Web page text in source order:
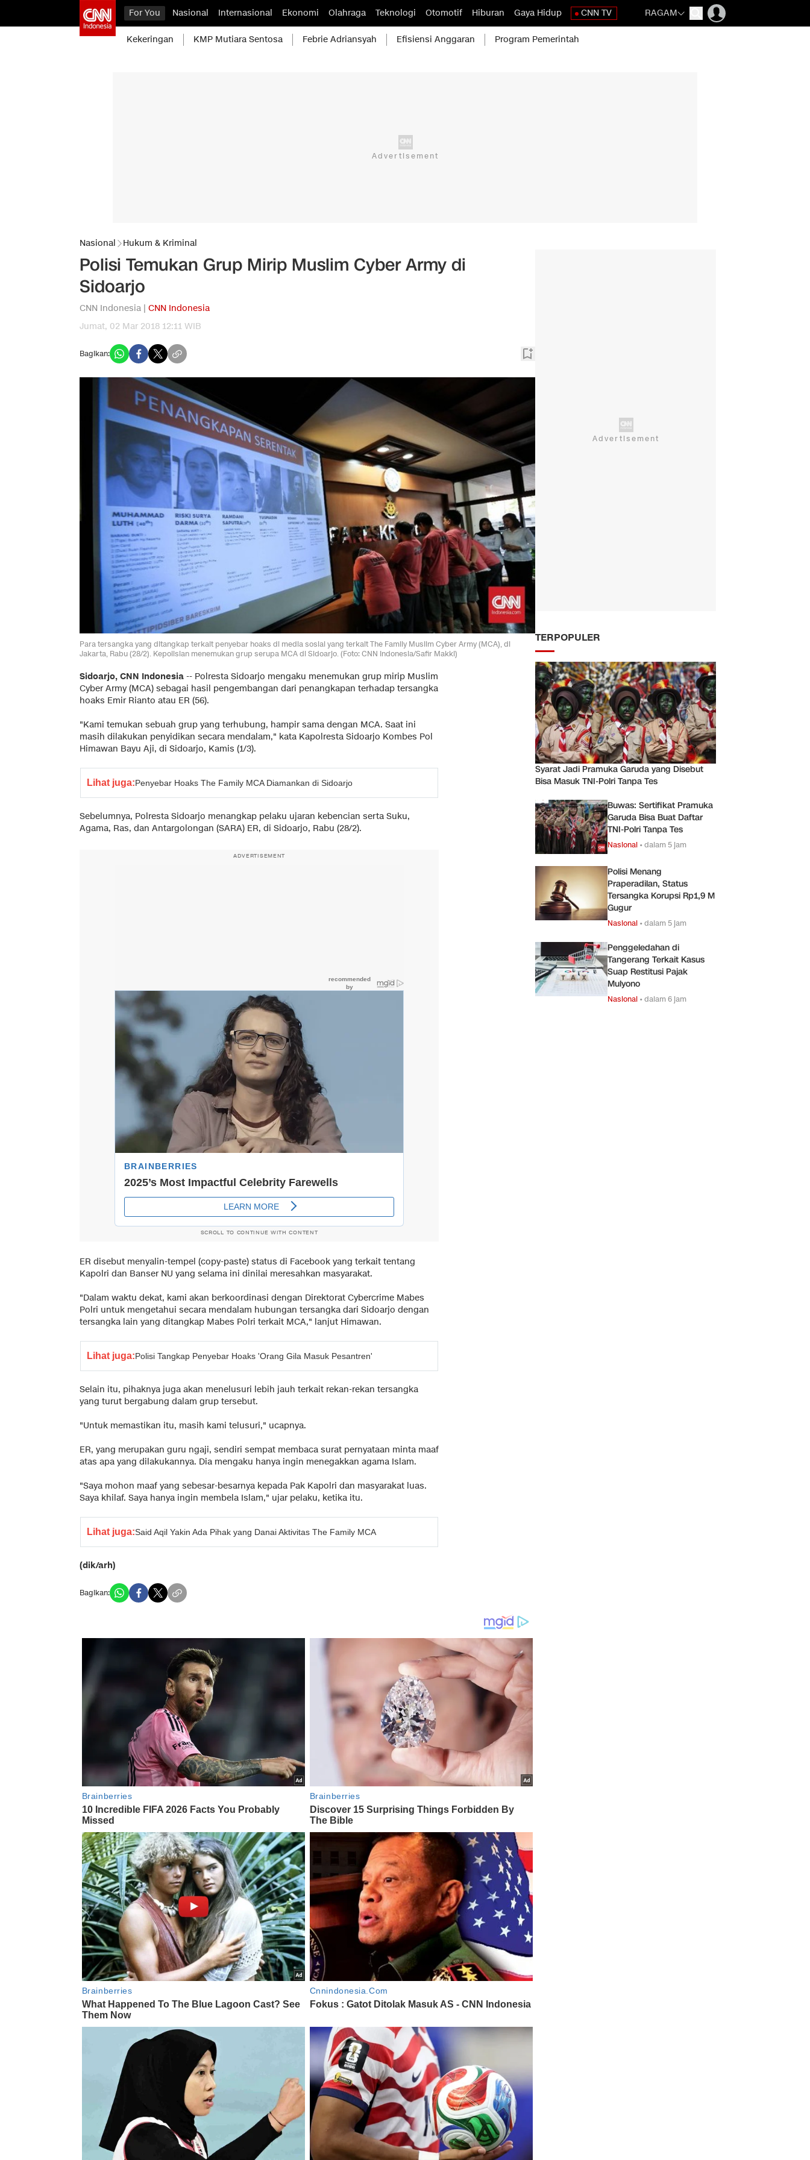
For You Nasional Internasional Ekonomi Olahraga Teknologi Otomotif Hiburan Gaya Hidup CNN TV RAGAM
Kekeringan KMP Mutiara Sentosa Febrie Adriansyah Efisiensi Anggaran Program Pemerintah
Nasional Hukum & Kriminal
Polisi Temukan Grup Mirip Muslim Cyber Army di
Sidoarjo
CNN Indonesia | CNN Indonesia
Jumat, 02 Mar 2018 12:11 WIB
Bagikan:
Para tersangka yang ditangkap terkait penyebar hoaks di media sosial yang terkait The Family Muslim Cyber Army (MCA), di
Jakarta, Rabu (28/2). Kepolisian menemukan grup serupa MCA di Sidoarjo. (Foto: CNN Indonesia/Safir Makki)
Sidoarjo, CNN Indonesia -- Polresta Sidoarjo mengaku menemukan grup mirip Muslim
Cyber Army (MCA) sebagai hasil pengembangan dari penangkapan terhadap tersangka
hoaks Emir Rianto atau ER (56).
"Kami temukan sebuah grup yang terhubung, hampir sama dengan MCA. Saat ini
masih dilakukan penyidikan secara mendalam," kata Kapolresta Sidoarjo Kombes Pol
Himawan Bayu Aji, di Sidoarjo, Kamis (1/3).
Lihat juga:Penyebar Hoaks The Family MCA Diamankan di Sidoarjo
Sebelumnya, Polresta Sidoarjo menangkap pelaku ujaran kebencian serta Suku,
Agama, Ras, dan Antargolongan (SARA) ER, di Sidoarjo, Rabu (28/2).
ADVERTISEMENT
SCROLL TO CONTINUE WITH CONTENT
ER disebut menyalin-tempel (copy-paste) status di Facebook yang terkait tentang
Kapolri dan Banser NU yang selama ini dinilai meresahkan masyarakat.
"Dalam waktu dekat, kami akan berkoordinasi dengan Direktorat Cybercrime Mabes
Polri untuk mengetahui secara mendalam hubungan tersangka dari Sidoarjo dengan
tersangka lain yang ditangkap Mabes Polri terkait MCA," lanjut Himawan.
Lihat juga:Polisi Tangkap Penyebar Hoaks 'Orang Gila Masuk Pesantren'
Selain itu, pihaknya juga akan menelusuri lebih jauh terkait rekan-rekan tersangka
yang turut bergabung dalam grup tersebut.
"Untuk memastikan itu, masih kami telusuri," ucapnya.
ER, yang merupakan guru ngaji, sendiri sempat membaca surat pernyataan minta maaf
atas apa yang dilakukannya. Dia mengaku hanya ingin menegakkan agama Islam.
"Saya mohon maaf yang sebesar-besarnya kepada Pak Kapolri dan masyarakat luas.
Saya khilaf. Saya hanya ingin membela Islam," ujar pelaku, ketika itu.
Lihat juga:Said Aqil Yakin Ada Pihak yang Danai Aktivitas The Family MCA
(dik/arh)
Bagikan:
TERPOPULER
Syarat Jadi Pramuka Garuda yang Disebut
Bisa Masuk TNI-Polri Tanpa Tes
Buwas: Sertifikat Pramuka
Garuda Bisa Buat Daftar
TNI-Polri Tanpa Tes
Nasional •dalam 5 jam
Polisi Menang
Praperadilan, Status
Tersangka Korupsi Rp1,9 M
Gugur
Nasional •dalam 5 jam
Penggeledahan di
Tangerang Terkait Kasus
Suap Restitusi Pajak
Mulyono
Nasional •dalam 6 jam